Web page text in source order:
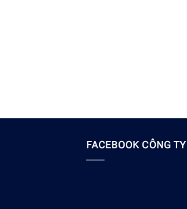
FACEBOOK CÔNG TY